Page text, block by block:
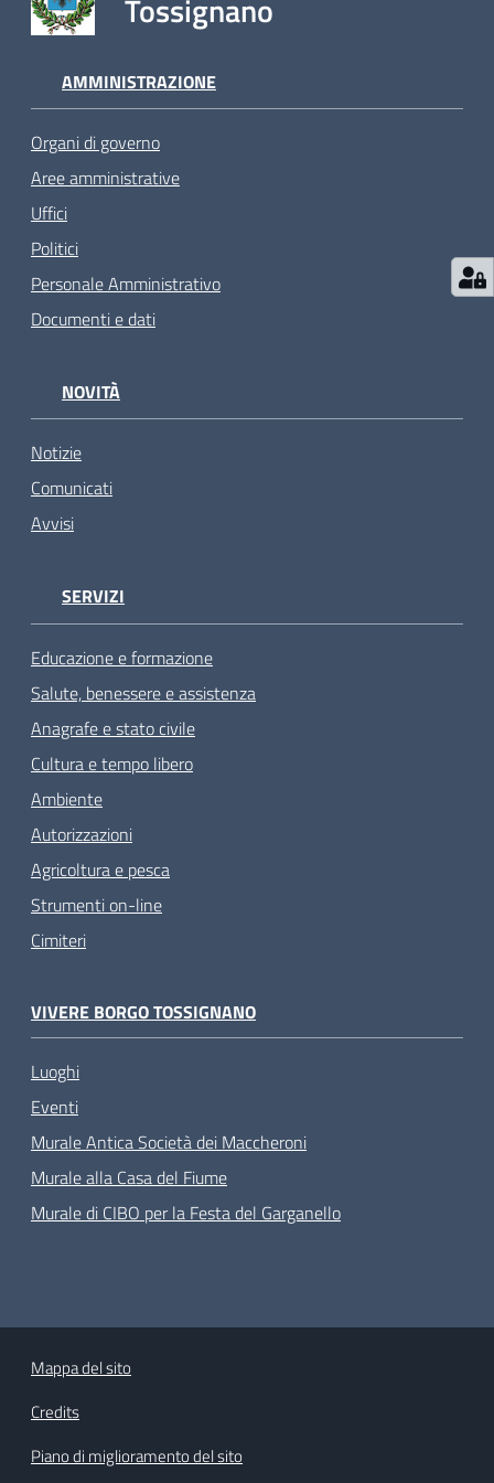
Tossignano
AMMINISTRAZIONE
Organi di governo
Aree amministrative
Uffici
Politici
Personale Amministrativo
Documenti e dati
NOVITÀ
Notizie
Comunicati
Avvisi
SERVIZI
Educazione e formazione
Salute, benessere e assistenza
Anagrafe e stato civile
Cultura e tempo libero
Ambiente
Autorizzazioni
Agricoltura e pesca
Strumenti on-line
Cimiteri
VIVERE BORGO TOSSIGNANO
Luoghi
Eventi
Murale Antica Società dei Maccheroni
Murale alla Casa del Fiume
Murale di CIBO per la Festa del Garganello
Mappa del sito
Credits
Piano di miglioramento del sito